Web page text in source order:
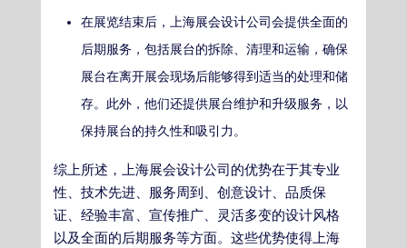
在展览结束后，上海展会设计公司会提供全面的
后期服务，包括展台的拆除、清理和运输，确保
展台在离开展会现场后能够得到适当的处理和储
存。此外，他们还提供展台维护和升级服务，以
保持展台的持久性和吸引力。
综上所述，上海展会设计公司的优势在于其专业
性、技术先进、服务周到、创意设计、品质保
证、经验丰富、宣传推广、灵活多变的设计风格
以及全面的后期服务等方面。这些优势使得上海